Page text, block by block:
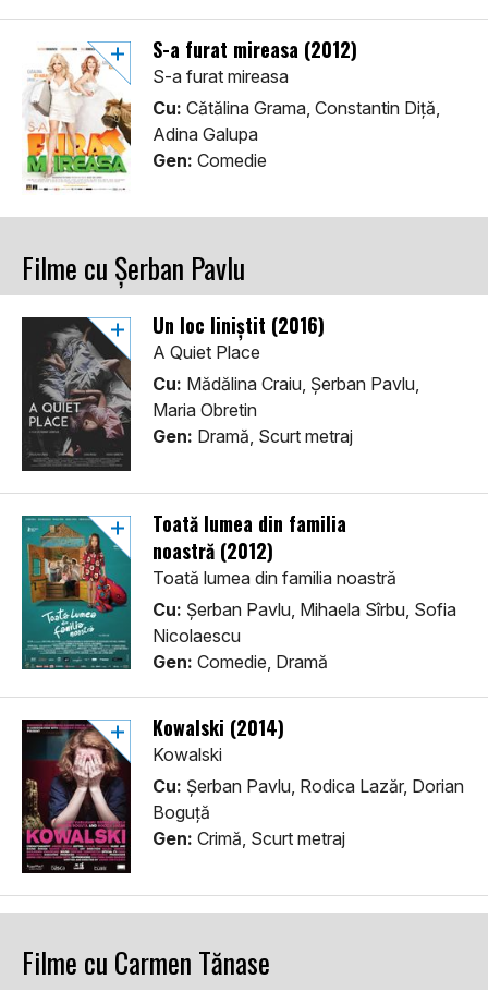
S-a furat mireasa (2012)
S-a furat mireasa
Cu: Cătălina Grama, Constantin Diță,
Adina Galupa
Gen: Comedie
Filme cu Șerban Pavlu
Un loc liniștit (2016)
A Quiet Place
Cu: Mădălina Craiu, Șerban Pavlu,
Maria Obretin
Gen: Dramă, Scurt metraj
Toată lumea din familia
noastră (2012)
Toată lumea din familia noastră
Cu: Șerban Pavlu, Mihaela Sîrbu, Sofia
Nicolaescu
Gen: Comedie, Dramă
Kowalski (2014)
Kowalski
Cu: Șerban Pavlu, Rodica Lazăr, Dorian
Boguță
Gen: Crimă, Scurt metraj
Filme cu Carmen Tănase